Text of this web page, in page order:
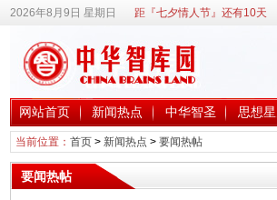
2026年8月9日 星期日 距『七夕情人节』还有10天
网站首页 新闻热点 中华智圣 思想
当前位置： 首页> 新闻热点 > 要闻热帖
要闻热帖